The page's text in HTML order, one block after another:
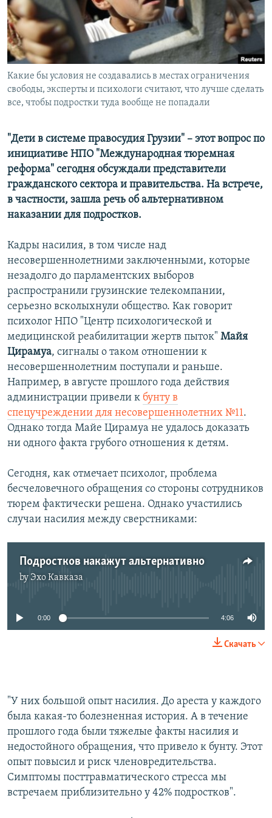
СПОРТ
МИР
БЛОГИ
ГОЛОСА
ЧИТАЕМ ПРЕССУ
АРХИВ РАДИОПРОГРАММЫ
Все сайты РСЕ/РС
Какие бы условия не создавались в местах ограничения
свободы, эксперты и психологи считают, что лучше сделать
все, чтобы подростки туда вообще не попадали
"Дети в системе правосудия Грузии" – этот вопрос по
инициативе НПО "Международная тюремная
реформа" сегодня обсуждали представители
гражданского сектора и правительства. На встрече,
в частности, зашла речь об альтернативном
наказании для подростков.
Кадры насилия, в том числе над
несовершеннолетними заключенными, которые
незадолго до парламентских выборов
распространили грузинские телекомпании,
серьезно всколыхнули общество. Как говорит
психолог НПО "Центр психологической и
медицинской реабилитации жертв пыток" Майя
Цирамуа, сигналы о таком отношении к
несовершеннолетним поступали и раньше.
Например, в августе прошлого года действия
администрации привели к бунту в
спецучреждении для несовершеннолетних №11.
Однако тогда Майе Цирамуа не удалось доказать
ни одного факта грубого отношения к детям.
Сегодня, как отмечает психолог, проблема
бесчеловечного обращения со стороны сотрудников
тюрем фактически решена. Однако участились
случаи насилия между сверстниками:
Подростков накажут альтернативно
by Эхо Кавказа
0:00 4:06
Скачать
"У них большой опыт насилия. До ареста у каждого
была какая-то болезненная история. А в течение
прошлого года были тяжелые факты насилия и
недостойного обращения, что привело к бунту. Этот
опыт повысил и риск членовредительства.
Симптомы посттравматического стресса мы
встречаем приблизительно у 42% подростков".